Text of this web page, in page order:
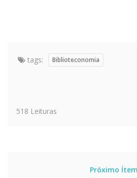
tags: Biblioteconomia
518 Leituras
Próximo Ítem